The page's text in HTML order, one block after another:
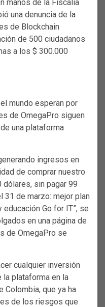
manos de la Fiscalía
una denuncia de la
de Blockchain
de 500 ciudadanos
a los $ 300.000
mundo esperan por
de OmegaPro siguen
una plataforma
ingresos en
de comprar nuestro
sin pagar 99
31 de marzo: mejor plan
Go for IT”, se
en una página de
de OmegaPro se
cualquier inversión
plataforma en la
Colombia, que ya ha
de los riesgos que